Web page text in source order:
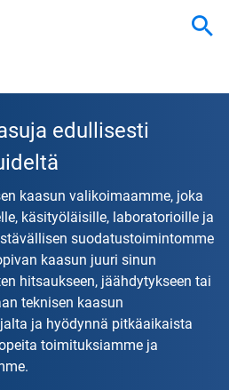
edullisesti
kaasun valikoimaamme, joka
käsityöläisille, laboratorioille ja
suodatustoimintomme
kaasun juuri sinun
hitsaukseen, jäähdytykseen tai
teknisen kaasun
ja hyödynnä pitkäaikaista
toimituksiamme ja